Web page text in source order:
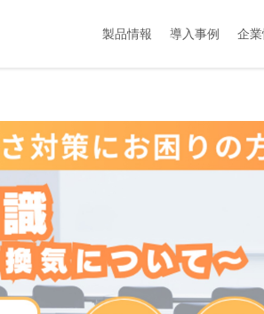
製品情報 導入事例 企